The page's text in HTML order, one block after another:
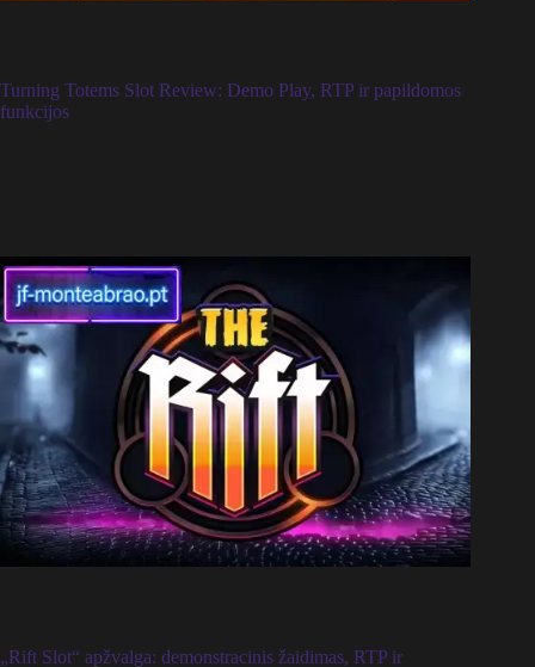
Turning Totems Slot Review: Demo Play, RTP ir papildomos
funkcijos
„Rift Slot“ apžvalga: demonstracinis žaidimas, RTP ir